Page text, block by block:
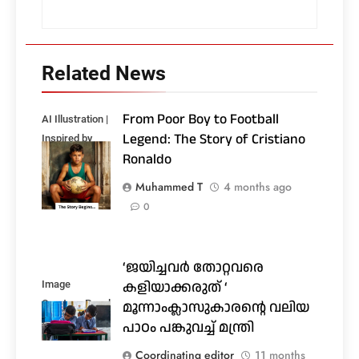
Related News
AI Illustration |
Inspired by
Cristiano
Ronaldo
From Poor Boy to Football
Legend: The Story of Cristiano
Ronaldo
Muhammed T 4 months ago
0
Image
Courtesy:Pexels
‘ജയിച്ചവർ തോറ്റവരെ
കളിയാക്കരുത് ‘
മൂന്നാംക്ലാസുകാരൻ്റെ വലിയ
പാഠം പങ്കുവച്ച് മന്ത്രി
Coordinating editor 11 months